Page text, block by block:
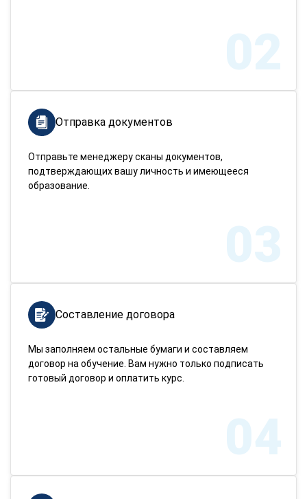
02
Отправка документов
Отправьте менеджеру сканы документов,
подтверждающих вашу личность и имеющееся
образование.
03
Составление договора
Мы заполняем остальные бумаги и составляем
договор на обучение. Вам нужно только подписать
готовый договор и оплатить курс.
04